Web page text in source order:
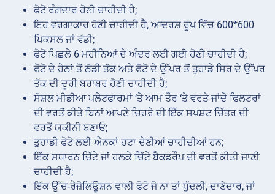
ਫੋਟੋ ਰੰਗਦਾਰ ਹੋਣੀ ਚਾਹੀਦੀ ਹੈ;
ਇਹ ਵਰਗਾਕਾਰ ਹੋਣੀ ਚਾਹੀਦੀ ਹੈ, ਆਦਰਸ਼ ਰੂਪ ਵਿੱਚ 600*600
ਪਿਕਸਲ ਜਾਂ ਵੱਡੀ;
ਫੋਟੋ ਪਿਛਲੇ 6 ਮਹੀਨਿਆਂ ਦੇ ਅੰਦਰ ਲਈ ਗਈ ਹੋਣੀ ਚਾਹੀਦੀ ਹੈ;
ਫੋਟੋ ਦੇ ਹੇਠਾਂ ਤੋਂ ਠੋਡੀ ਤੱਕ ਅਤੇ ਫੋਟੋ ਦੇ ਉੱਪਰ ਤੋਂ ਤੁਹਾਡੇ ਸਿਰ ਦੇ ਉੱਪਰ
ਤੱਕ ਦੀ ਦੂਰੀ ਬਰਾਬਰ ਹੋਣੀ ਚਾਹੀਦੀ ਹੈ;
ਸੋਸ਼ਲ ਮੀਡੀਆ ਪਲੇਟਫਾਰਮਾਂ ‘ਤੇ ਆਮ ਤੌਰ ‘ਤੇ ਵਰਤੇ ਜਾਂਦੇ ਫਿਲਟਰਾਂ
ਦੀ ਵਰਤੋਂ ਕੀਤੇ ਬਿਨਾਂ ਆਪਣੇ ਚਿਹਰੇ ਦੀ ਇੱਕ ਸਪਸ਼ਟ ਚਿੱਤਰ ਦੀ
ਵਰਤੋਂ ਯਕੀਨੀ ਬਣਾਓ;
ਤੁਹਾਡੀ ਫੋਟੋ ਲਈ ਐਨਕਾਂ ਹਟਾ ਦੇਣੀਆਂ ਚਾਹੀਦੀਆਂ ਹਨ;
ਇੱਕ ਸਧਾਰਨ ਚਿੱਟੇ ਜਾਂ ਹਲਕੇ ਚਿੱਟੇ ਬੈਕਡਰੌਪ ਦੀ ਵਰਤੋਂ ਕੀਤੀ ਜਾਣੀ
ਚਾਹੀਦੀ ਹੈ;
ਇੱਕ ਉੱਚ-ਰੈਜ਼ੋਲਿਊਸ਼ਨ ਵਾਲੀ ਫੋਟੋ ਜੋ ਨਾ ਤਾਂ ਧੁੰਦਲੀ, ਦਾਣੇਦਾਰ, ਜਾਂ